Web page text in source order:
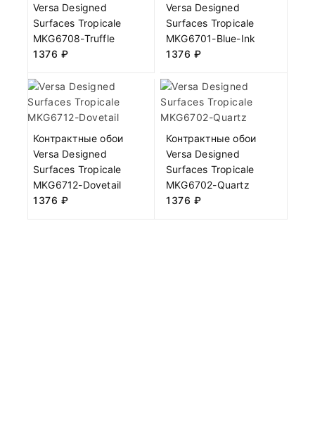
Versa Designed
Surfaces Tropicale
MKG6708-Truffle
1376 ₽
Versa Designed
Surfaces Tropicale
MKG6701-Blue-Ink
1376 ₽
Контрактные обои
Versa Designed
Surfaces Tropicale
MKG6712-Dovetail
1376 ₽
Контрактные обои
Versa Designed
Surfaces Tropicale
MKG6702-Quartz
1376 ₽